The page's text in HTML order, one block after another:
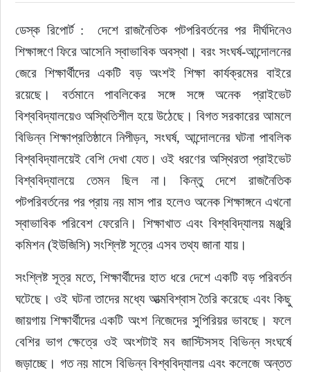
ইউরোপ
জাতীয়
সময়ের প্রলাপ
ডেস্ক রিপোর্ট :  দেশে রাজনৈতিক পটপরিবর্তনের পর দীর্ঘদিনেও
শিক্ষাঙ্গণে ফিরে আসেনি স্বাভাবিক অবস্থা। বরং সংঘর্ষ-আন্দোলনের
জেরে শিক্ষার্থীদের একটি বড় অংশই শিক্ষা কার্যক্রমের বাইরে
রয়েছে। বর্তমানে পাবলিকের সঙ্গে সঙ্গে অনেক প্রাইভেট
বিশ্ববিদ্যালয়েও অস্থিতিশীল হয়ে উঠেছে। বিগত সরকারের আমলে
বিভিন্ন শিক্ষাপ্রতিষ্ঠানে নিপীড়ন, সংঘর্ষ, আন্দোলনের ঘটনা পাবলিক
বিশ্ববিদ্যালয়েই বেশি দেখা যেত। ওই ধরণের অস্থিরতা প্রাইভেট
বিশ্ববিদ্যালয়ে তেমন ছিল না। কিন্তু দেশে রাজনৈতিক
পটপরিবর্তনের পর প্রায় নয় মাস পার হলেও অনেক শিক্ষাঙ্গনে এখনো
স্বাভাবিক পরিবেশ ফেরেনি। শিক্ষাখাত এবং বিশ্ববিদ্যালয় মঞ্জুরি
কমিশন (ইউজিসি) সংশ্লিষ্ট সূত্রে এসব তথ্য জানা যায়।
সংশ্লিষ্ট সূত্র মতে, শিক্ষার্থীদের হাত ধরে দেশে একটি বড় পরিবর্তন
ঘটেছে। ওই ঘটনা তাদের মধ্যে আত্মবিশ্বাস তৈরি করেছে এবং কিছু
জায়গায় শিক্ষার্থীদের একটি অংশ নিজেদের সুপিরিয়র ভাবছে। ফলে
বেশির ভাগ ক্ষেত্রে ওই অংশটাই মব জাস্টিসসহ বিভিন্ন সংঘর্ষে
জড়াচ্ছে। গত নয় মাসে বিভিন্ন বিশ্ববিদ্যালয় এবং কলেজে অন্তত